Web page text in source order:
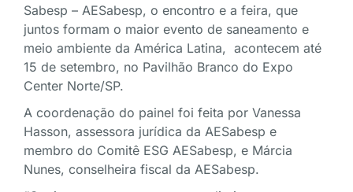
Sabesp – AESabesp, o encontro e a feira, que
juntos formam o maior evento de saneamento e
meio ambiente da América Latina, acontecem até
15 de setembro, no Pavilhão Branco do Expo
Center Norte/SP.
A coordenação do painel foi feita por Vanessa
Hasson, assessora jurídica da AESabesp e
membro do Comitê ESG AESabesp, e Márcia
Nunes, conselheira fiscal da AESabesp.